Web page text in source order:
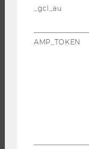
_gcl_au
AMP_TOKEN